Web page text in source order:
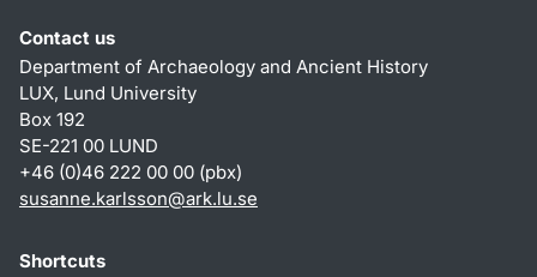
Contact us
Department of Archaeology and Ancient History
LUX, Lund University
Box 192
SE-221 00 LUND
+46 (0)46 222 00 00 (pbx)
susanne.karlsson@ark.lu.se
Shortcuts